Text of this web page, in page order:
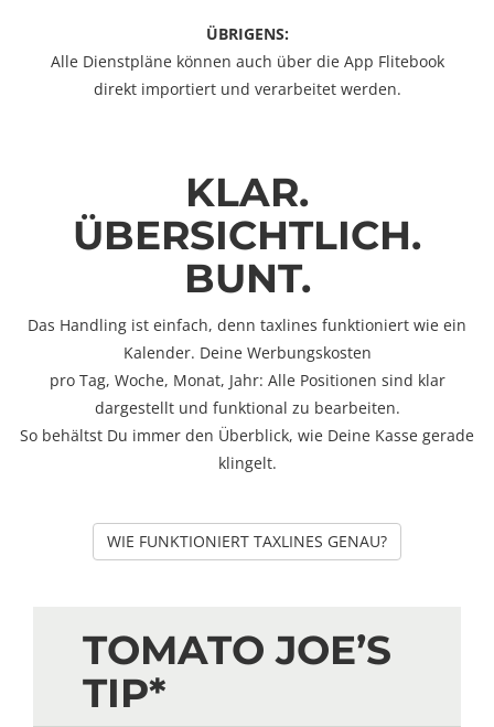
ÜBRIGENS:
Alle Dienstpläne können auch über die App Flitebook
direkt importiert und verarbeitet werden.
KLAR.
ÜBERSICHTLICH.
BUNT.
Das Handling ist einfach, denn taxlines funktioniert wie ein
Kalender. Deine Werbungskosten
pro Tag, Woche, Monat, Jahr: Alle Positionen sind klar
dargestellt und funktional zu bearbeiten.
So behältst Du immer den Überblick, wie Deine Kasse gerade
klingelt.
WIE FUNKTIONIERT TAXLINES GENAU?
TOMATO JOE’S
TIP*